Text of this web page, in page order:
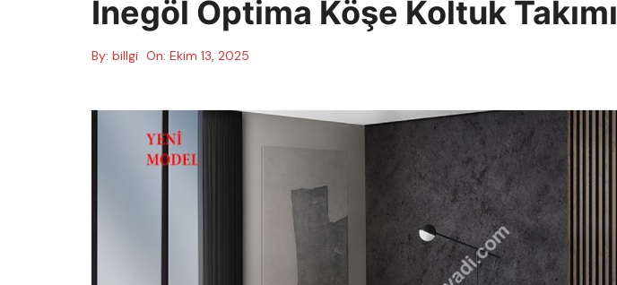
İnegöl Optima Köşe Koltuk Takımı
By: billgi On: Ekim 13, 2025